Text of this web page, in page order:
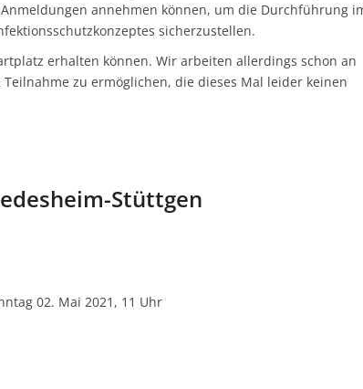
annehmen können, um die Durchführung
sicherzustellen.
erhalten können. Wir arbeiten allerdings schon an
zu ermöglichen, die dieses Mal leider keinen
Stüttgen
02. Mai 2021, 11 Uhr